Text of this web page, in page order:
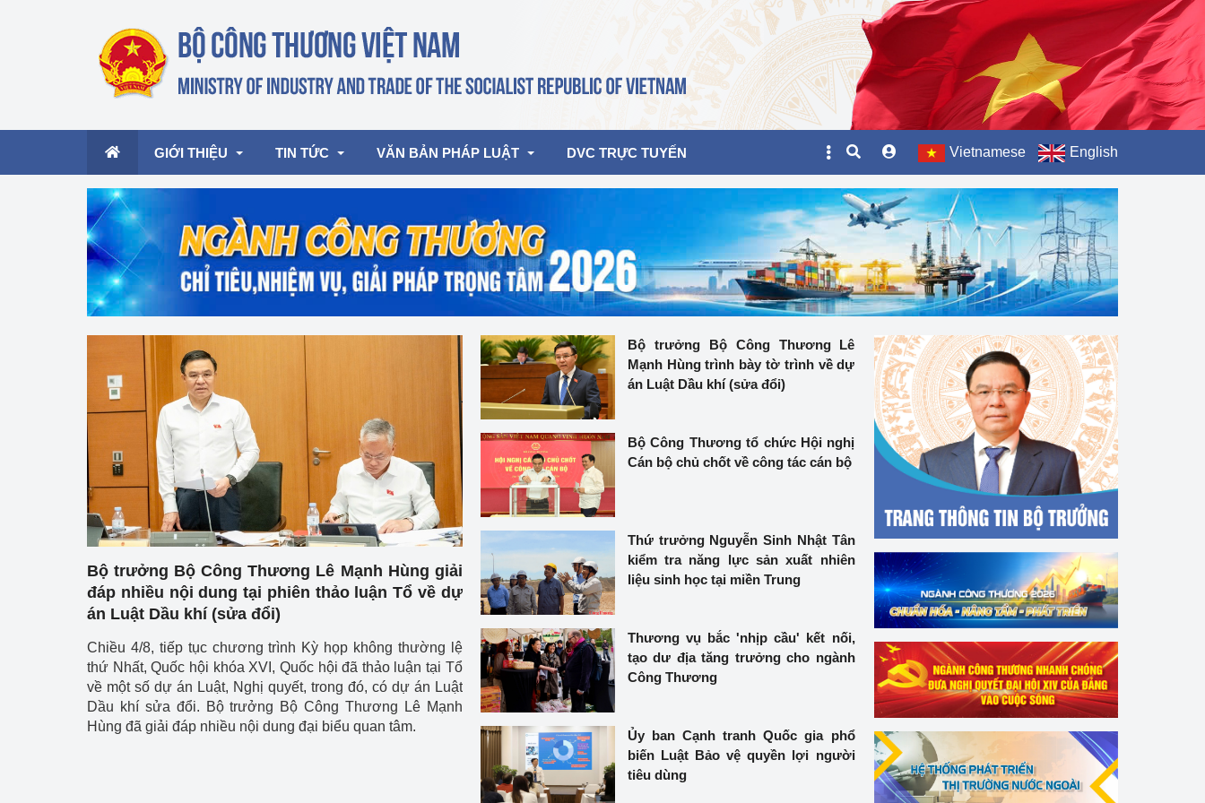
GIỚI THIỆU
Lãnh đạo Bộ
Chức năng nhiệm vụ
Cơ cấu tổ chức
TIN TỨC
Hoạt động
Hoạt động của lãnh đạo Đảng, Nhà
nước
Hoạt động của Lãnh đạo Bộ
Hoạt động của các đơn vị
Giải thưởng Công nghiệp, Thương
mại, Dịch vụ Việt Nam 2026
Công Thương 57
Hoạt động của Bộ trưởng
Công Thương - Công luận
Thông cáo báo chí
Điểm báo
Chuyển đổi số
Lịch sử phát triển
Bản tin Thị trường Nông Lâm Thủy sản
Phát triển nguồn nhân lực
Phát triển bền vững
Tổ chức kiểm định
Tổ chức kiểm định kỹ thuật an toàn lao
động thuộc thẩm quyền quản lý của
Bộ Công Thương
Tổ chức được cấp GCN đăng ký, hoạt
động kiểm định thiết bị, dụng cụ điện
làm việc ở môi trường không có nguy
hiểm khí, bụi nổ
Văn hóa ngành Công Thương
Tái cơ cấu ngành Công Thương
Sử dụng năng lượng tiết kiệm và
Hiệu quả năng lượng
VĂN BẢN PHÁP LUẬT
Văn bản pháp quy
Văn bản điều hành
Văn bản hợp nhất
DVC TRỰC TUYẾN Vietnamese English
Bộ trưởng Bộ Công Thương Lê Mạnh Hùng giải
đáp nhiều nội dung tại phiên thảo luận Tổ về dự
án Luật Dầu khí (sửa đổi)
Chiều 4/8, tiếp tục chương trình Kỳ họp không thường lệ
thứ Nhất, Quốc hội khóa XVI, Quốc hội đã thảo luận tại Tổ
về một số dự án Luật, Nghị quyết, trong đó, có dự án Luật
Dầu khí sửa đổi. Bộ trưởng Bộ Công Thương Lê Mạnh
Hùng đã giải đáp nhiều nội dung đại biểu quan tâm.
Bộ trưởng Bộ Công Thương Lê
Mạnh Hùng trình bày tờ trình về dự
án Luật Dầu khí (sửa đổi)
Bộ Công Thương tổ chức Hội nghị
Cán bộ chủ chốt về công tác cán bộ
Thứ trưởng Nguyễn Sinh Nhật Tân
kiểm tra năng lực sản xuất nhiên
liệu sinh học tại miền Trung
Thương vụ bắc 'nhịp cầu' kết nối,
tạo dư địa tăng trưởng cho ngành
Công Thương
Ủy ban Cạnh tranh Quốc gia phổ
biến Luật Bảo vệ quyền lợi người
tiêu dùng